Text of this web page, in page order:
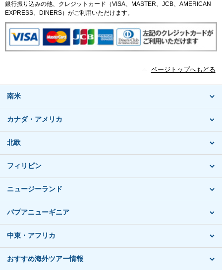
銀行振り込みの他、クレジットカード（VISA、MASTER、JCB、AMERICAN
EXPRESS、DINERS）がご利用いただけます。
ページトップへもどる
南米
カナダ・アメリカ
北欧
フィリピン
ニュージーランド
パプアニューギニア
中東・アフリカ
おすすめ海外ツアー情報